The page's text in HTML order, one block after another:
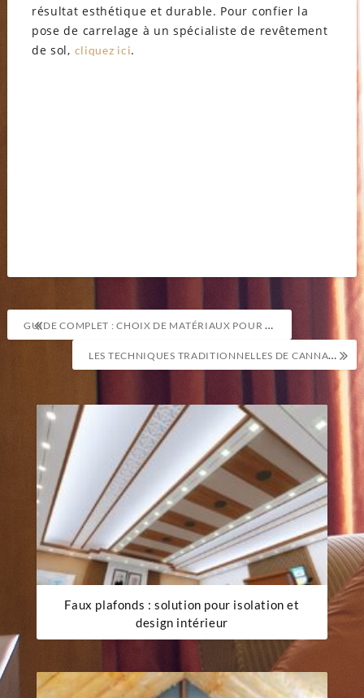
résultat esthétique et durable. Pour confier la
pose de carrelage à un spécialiste de revêtement
de sol, cliquez ici.
Navigation
de
l’article
GUIDE COMPLET : CHOIX DE MATÉRIAUX POUR LE REMBOURRAGE DE MEUBLES
LES TECHNIQUES TRADITIONNELLES DE CANNAGE : UN ART EN VOIE DE DISPARITION ?
Faux plafonds : solution pour isolation et
design intérieur